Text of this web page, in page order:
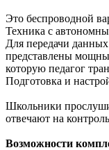
Это беспроводной
Техника с
Для передачи данных
представлены
которую педагог
Подготовка и
Школьники
отвечают на
Возможности